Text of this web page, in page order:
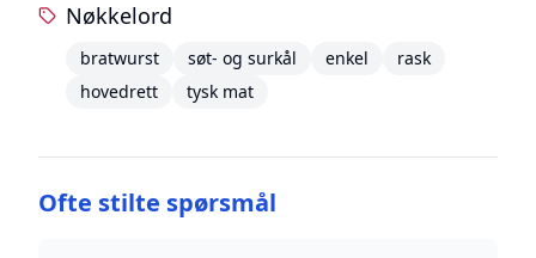
Nøkkelord
bratwurst søt- og surkål enkel
rask
hovedrett
tysk mat
Ofte stilte spørsmål